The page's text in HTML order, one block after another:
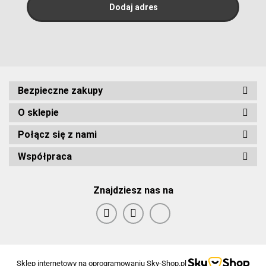
Bezpieczne zakupy
O sklepie
Połącz się z nami
Współpraca
Znajdziesz nas na
Sklep internetowy na oprogramowaniu Sky-Shop.pl